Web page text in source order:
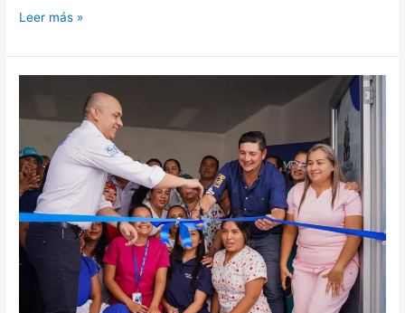
Leer más »
centro
de
salud
de
Monterrey